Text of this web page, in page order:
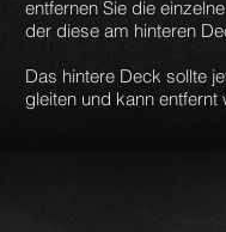
entfernen Sie die
der diese am hinteren
Das hintere Deck sollte
gleiten und kann entfernt